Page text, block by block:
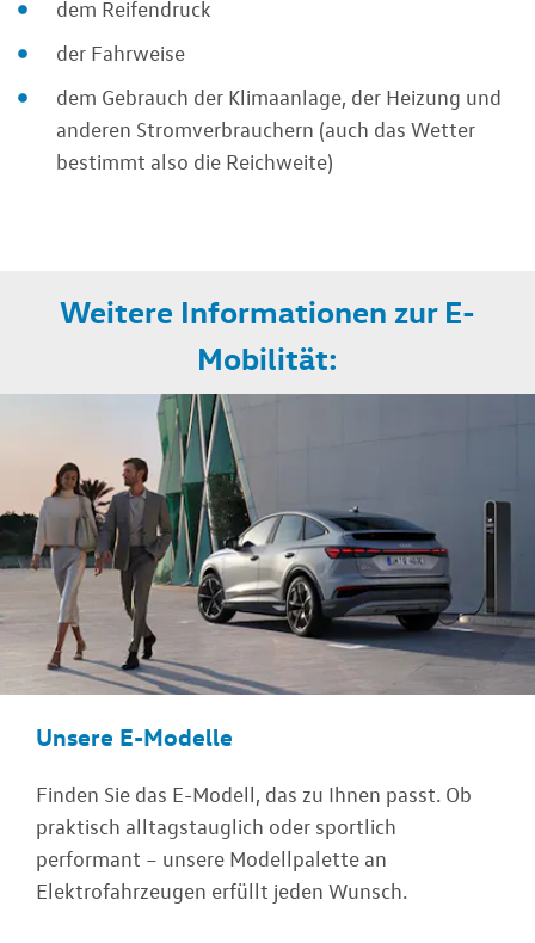
dem Reifendruck
der Fahrweise
dem Gebrauch der Klimaanlage, der Heizung und
anderen Stromverbrauchern (auch das Wetter
bestimmt also die Reichweite)
Weitere Informationen zur E-
Mobilität:
Unsere E-Modelle
Finden Sie das E-Modell, das zu Ihnen passt. Ob
praktisch alltagstauglich oder sportlich
performant – unsere Modellpalette an
Elektrofahrzeugen erfüllt jeden Wunsch.